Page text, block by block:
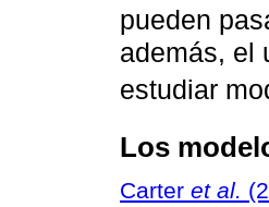
pueden
además, el
estudiar
Los
Carter et al.